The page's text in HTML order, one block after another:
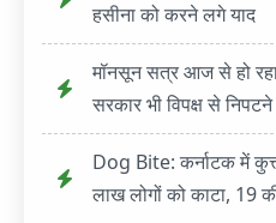
हसीना को करने लगे याद
मॉनसून सत्र आज से हो
सरकार भी विपक्ष से
Dog Bite: कर्नाटक में
लाख लोगों को काटा, 19